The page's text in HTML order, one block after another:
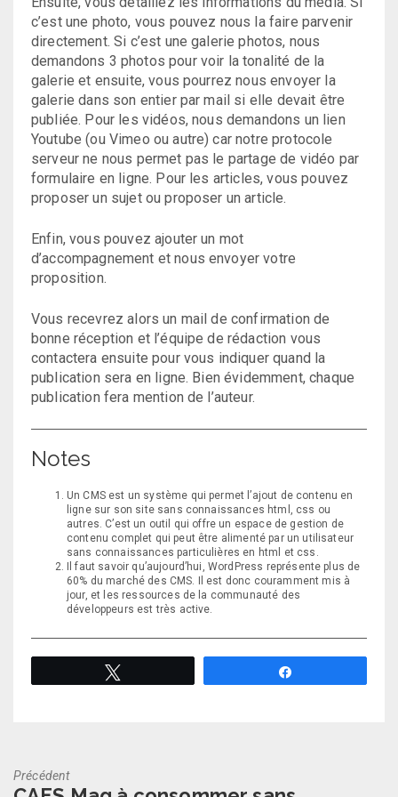
c’est une photo, vous pouvez nous la faire parvenir
directement. Si c’est une galerie photos, nous
demandons 3 photos pour voir la tonalité de la
galerie et ensuite, vous pourrez nous envoyer la
galerie dans son entier par mail si elle devait être
publiée. Pour les vidéos, nous demandons un lien
Youtube (ou Vimeo ou autre) car notre protocole
serveur ne nous permet pas le partage de vidéo par
formulaire en ligne. Pour les articles, vous pouvez
proposer un sujet ou proposer un article.
Enfin, vous pouvez ajouter un mot
d’accompagnement et nous envoyer votre
proposition.
Vous recevrez alors un mail de confirmation de
bonne réception et l’équipe de rédaction vous
contactera ensuite pour vous indiquer quand la
publication sera en ligne. Bien évidemment, chaque
publication fera mention de l’auteur.
Notes
Un CMS est un système qui permet l’ajout de contenu en
ligne sur son site sans connaissances html, css ou
autres. C’est un outil qui offre un espace de gestion de
contenu complet qui peut être alimenté par un utilisateur
sans connaissances particulières en html et css.
Il faut savoir qu’aujourd’hui, WordPress représente plus de
60% du marché des CMS. Il est donc couramment mis à
jour, et les ressources de la communauté des
développeurs est très active.
Précédent
Previous